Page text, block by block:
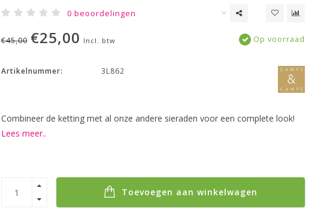
0 beoordelingen
€45,00 €25,00 Incl. btw Op voorraad
Artikelnummer: 3L862
Combineer de ketting met al onze andere sieraden voor een complete look!
Lees meer..
Toevoegen aan winkelwagen